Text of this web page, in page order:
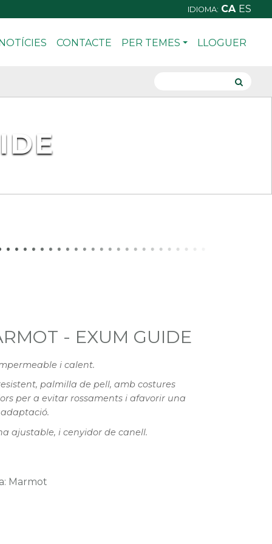
IDIOMA: CA ES
CONTACTE PER TEMES LLOGUER
- EXUM GUIDE
Marmot
i calent.
palmilla de pell, amb costures
per a evitar rossaments i afavorir una
ajustable, i cenyidor de canell.